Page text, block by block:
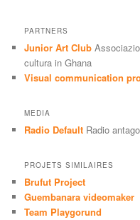
PARTNERS
Junior Art Club
cultura in Ghana
Visual communication
MEDIA
Radio Default Radio
PROJETS SIMILAIRES
Brufut Project
Guembanara videomaker
Team Playgorund